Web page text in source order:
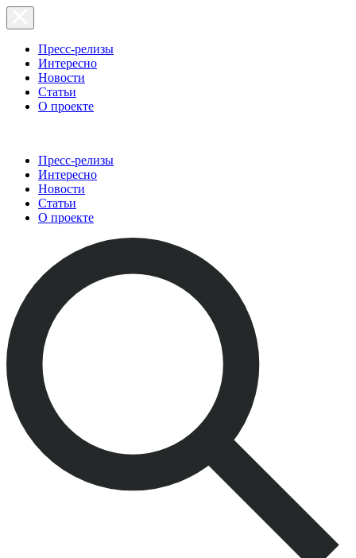
Пресс-релизы
Интересно
Новости
Статьи
О проекте
Пресс-релизы
Интересно
Новости
Статьи
О проекте